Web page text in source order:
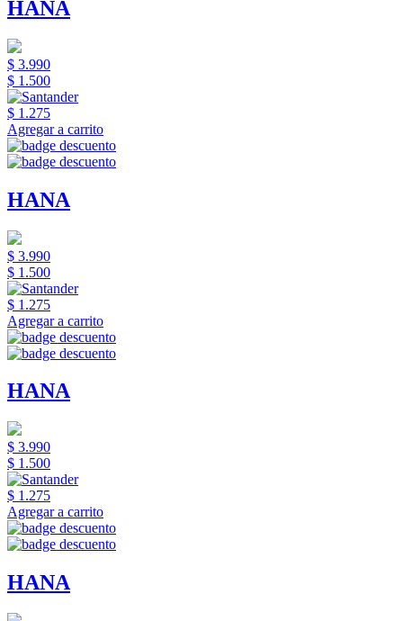
HANA
$ 3.990
$ 1.500
$ 1.275
Agregar a carrito
HANA
$ 3.990
$ 1.500
$ 1.275
Agregar a carrito
HANA
$ 3.990
$ 1.500
$ 1.275
Agregar a carrito
HANA